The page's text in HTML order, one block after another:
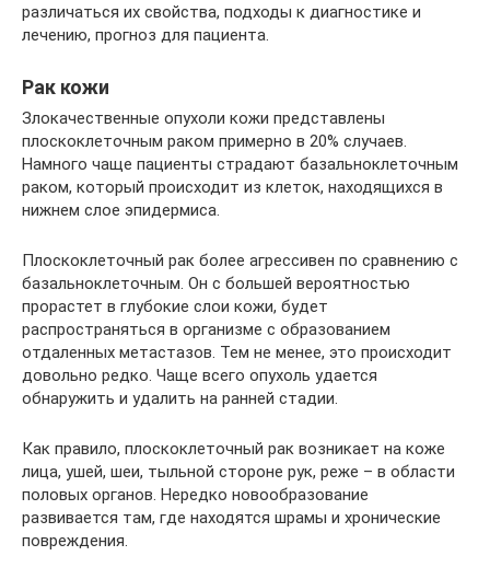
различаться их свойства, подходы к диагностике и
лечению, прогноз для пациента.
Рак кожи
Злокачественные опухоли кожи представлены
плоскоклеточным раком примерно в 20% случаев.
Намного чаще пациенты страдают базальноклеточным
раком, который происходит из клеток, находящихся в
нижнем слое эпидермиса.
Плоскоклеточный рак более агрессивен по сравнению с
базальноклеточным. Он с большей вероятностью
прорастет в глубокие слои кожи, будет
распространяться в организме с образованием
отдаленных метастазов. Тем не менее, это происходит
довольно редко. Чаще всего опухоль удается
обнаружить и удалить на ранней стадии.
Как правило, плоскоклеточный рак возникает на коже
лица, ушей, шеи, тыльной стороне рук, реже – в области
половых органов. Нередко новообразование
развивается там, где находятся шрамы и хронические
повреждения.